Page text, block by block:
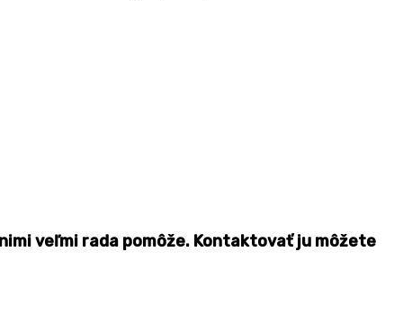
veľmi rada pomôže. Kontaktovať ju môžete